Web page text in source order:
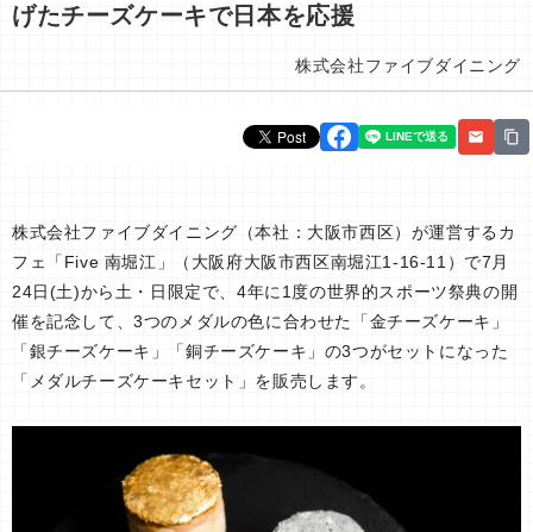
げたチーズケーキで日本を応援
株式会社ファイブダイニング
株式会社ファイブダイニング（本社：大阪市西区）が運営するカ
フェ「Five 南堀江」（大阪府大阪市西区南堀江1-16-11）で7月
24日(土)から土・日限定で、4年に1度の世界的スポーツ祭典の開
催を記念して、3つのメダルの色に合わせた「金チーズケーキ」
「銀チーズケーキ」「銅チーズケーキ」の3つがセットになった
「メダルチーズケーキセット」を販売します。